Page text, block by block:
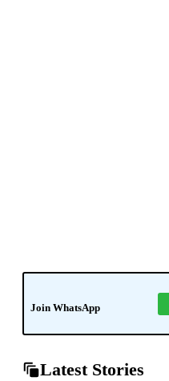
Join WhatsApp
Latest Stories